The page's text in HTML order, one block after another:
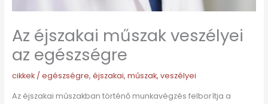
Az éjszakai műszak veszélyei
az egészségre
cikkek/ egészségre, éjszakai, műszak, veszélyei
Az éjszakai műszakban történő munkavégzés felborítja a